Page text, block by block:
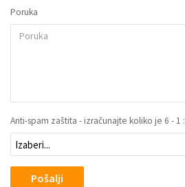
Poruka
Anti-spam zaštita - izračunajte koliko je 6 - 1 :
Pošalji